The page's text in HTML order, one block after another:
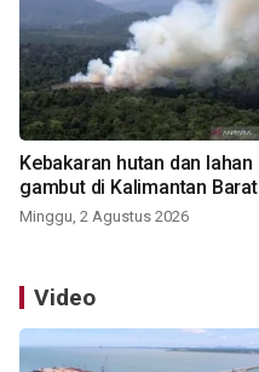
Kebakaran hutan dan lahan
gambut di Kalimantan Barat
Minggu, 2 Agustus 2026
Video